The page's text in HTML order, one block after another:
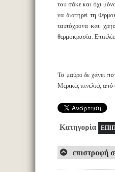
του σάκε και όχι
να διατηρεί τη
ταυτόχρονα και
θερμοκρασία.
Το μαύρο δε χάνει
Μερικές πινελιές
Κατηγορία
επιστροφή